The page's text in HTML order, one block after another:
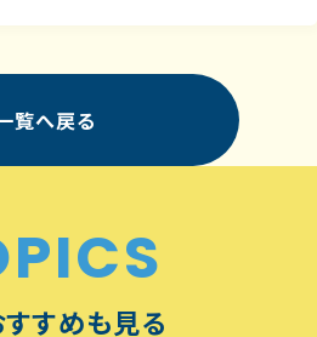
覧へ戻る
すめも見る